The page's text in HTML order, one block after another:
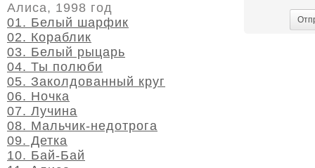
Алиса, 1998 год
01. Белый шарфик
02. Кораблик
03. Белый рыцарь
04. Ты полюби
05. Заколдованный круг
06. Ночка
07. Лучина
08. Мальчик-недотрога
09. Детка
10. Бай-Бай